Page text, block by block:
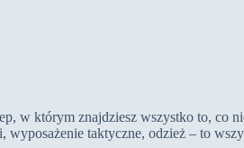
w którym znajdziesz wszystko to, co
taktyczne, odzież – to